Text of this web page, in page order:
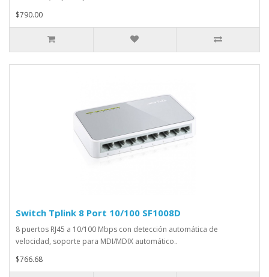
$790.00
Switch Tplink 8 Port 10/100 SF1008D
8 puertos RJ45 a 10/100 Mbps con detección automática de
velocidad, soporte para MDI/MDIX automático..
$766.68